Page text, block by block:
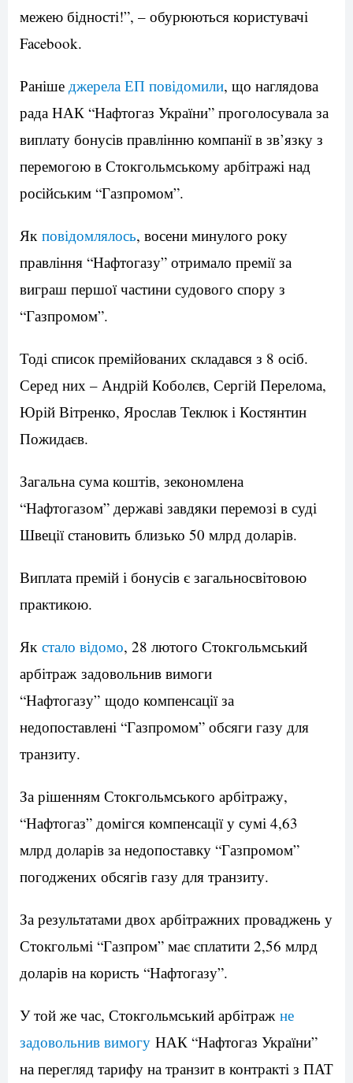
межею бідності!”, – обурюються користувачі
Facebook.
Раніше джерела ЕП повідомили, що наглядова
рада НАК “Нафтогаз України” проголосувала за
виплату бонусів правлінню компанії в зв’язку з
перемогою в Стокгольмському арбітражі над
російським “Газпромом”.
Як повідомлялось, восени минулого року
правління “Нафтогазу” отримало премії за
виграш першої частини судового спору з
“Газпромом”.
Тоді список премійованих складався з 8 осіб.
Серед них – Андрій Коболєв, Сергій Перелома,
Юрій Вітренко, Ярослав Теклюк і Костянтин
Пожидаєв.
Загальна сума коштів, зекономлена
“Нафтогазом” державі завдяки перемозі в суді
Швеції становить близько 50 млрд доларів.
Виплата премій і бонусів є загальносвітовою
практикою.
Як стало відомо, 28 лютого Стокгольмський
арбітраж задовольнив вимоги
“Нафтогазу” щодо компенсації за
недопоставлені “Газпромом” обсяги газу для
транзиту.
За рішенням Стокгольмського арбітражу,
“Нафтогаз” домігся компенсації у сумі 4,63
млрд доларів за недопоставку “Газпромом”
погоджених обсягів газу для транзиту.
За результатами двох арбітражних проваджень у
Стокгольмі “Газпром” має сплатити 2,56 млрд
доларів на користь “Нафтогазу”.
У той же час, Стокгольмський арбітраж не
задовольнив вимогу НАК “Нафтогаз України”
на перегляд тарифу на транзит в контракті з ПАТ